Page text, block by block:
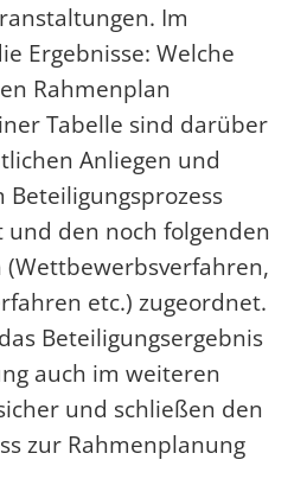
Im
Ergebnisse: Welche
Rahmenplan
Tabelle sind darüber
Anliegen und
Beteiligungsprozess
und den noch folgenden
(Wettbewerbsverfahren,
etc.) zugeordnet.
Beteiligungsergebnis
auch im weiteren
und schließen den
zur Rahmenplanung